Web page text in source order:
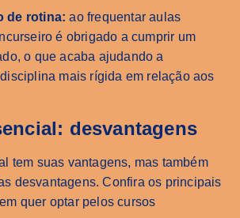
de rotina: ao frequentar aulas
é obrigado a cumprir um
o que acaba ajudando a
mais rígida em relação aos
desvantagens
tem suas vantagens, mas também
desvantagens. Confira os principais
quer optar pelos cursos